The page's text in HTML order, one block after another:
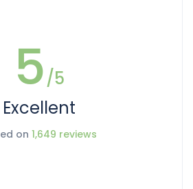
5/5
Excellent
on 1,649 reviews